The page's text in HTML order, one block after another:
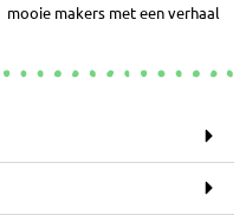
mooie makers met een verhaal